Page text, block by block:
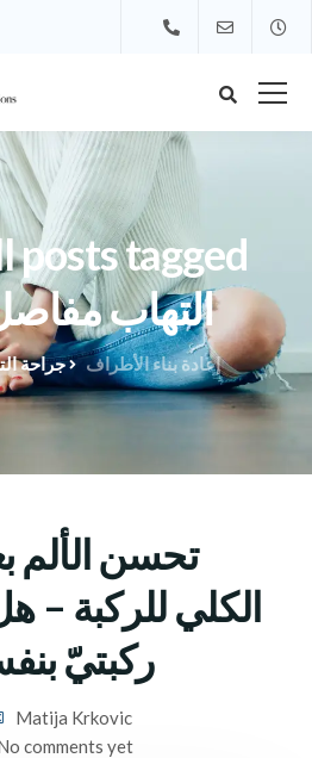
التهاب
إعادة بناء الأطراف جراحة
تحسن الألم
الكلي للركبة
ركبتيّ
Matija Krkovic
comments yet